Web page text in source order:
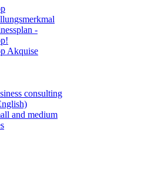
-
Akquise
consulting
and medium